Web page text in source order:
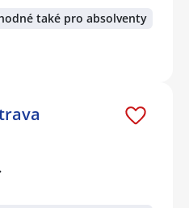
také pro absolventy